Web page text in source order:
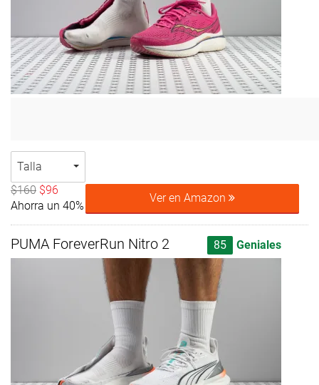
Talla
$160 $96
Ahorra un 40%
Ver en Amazon
PUMA ForeverRun Nitro 2 85 Geniales